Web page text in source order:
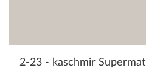
2-23 - kaschmir Supermat